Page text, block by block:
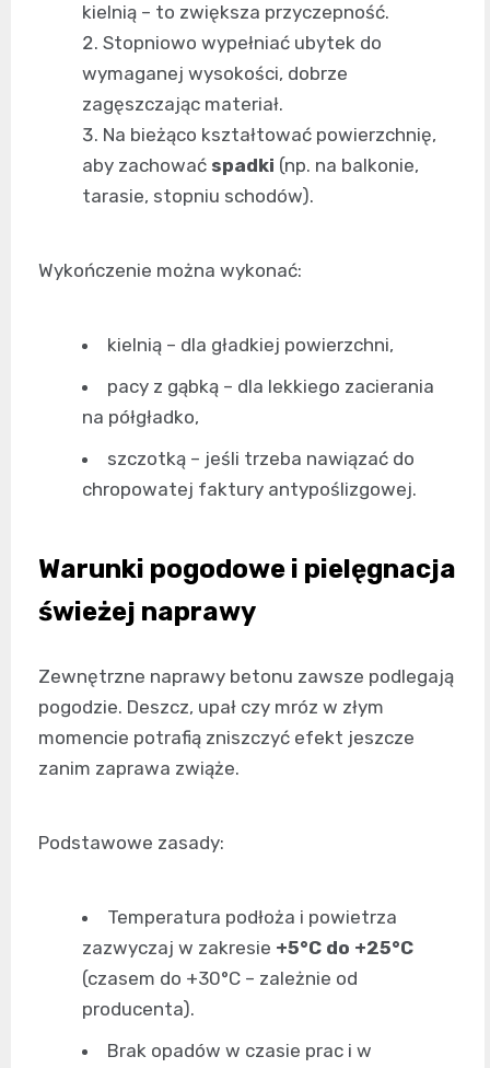
kielnią – to zwiększa przyczepność.
Stopniowo wypełniać ubytek do
wymaganej wysokości, dobrze
zagęszczając materiał.
Na bieżąco kształtować powierzchnię,
aby zachować spadki (np. na balkonie,
tarasie, stopniu schodów).
Wykończenie można wykonać:
kielnią – dla gładkiej powierzchni,
pacy z gąbką – dla lekkiego zacierania
na półgładko,
szczotką – jeśli trzeba nawiązać do
chropowatej faktury antypoślizgowej.
Warunki pogodowe i pielęgnacja
świeżej naprawy
Zewnętrzne naprawy betonu zawsze podlegają
pogodzie. Deszcz, upał czy mróz w złym
momencie potrafią zniszczyć efekt jeszcze
zanim zaprawa zwiąże.
Podstawowe zasady:
Temperatura podłoża i powietrza
zazwyczaj w zakresie +5°C do +25°C
(czasem do +30°C – zależnie od
producenta).
Brak opadów w czasie prac i w